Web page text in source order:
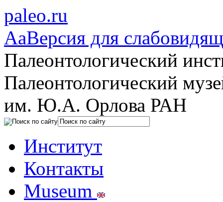
paleo.ru
AaВерсия для
Палеонтологический
Палеонтологический
им. Ю.А. Орлова РАН
Институт
Контакты
Museum